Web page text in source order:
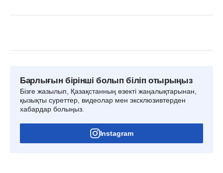
Барлығын бірінші болып біліп отырыңыз
Бізге жазылып, Қазақстанның өзекті жаңалықтарынан,
қызықты суреттер, видеолар мен эксклюзивтерден
хабардар болыңыз.
Instagram